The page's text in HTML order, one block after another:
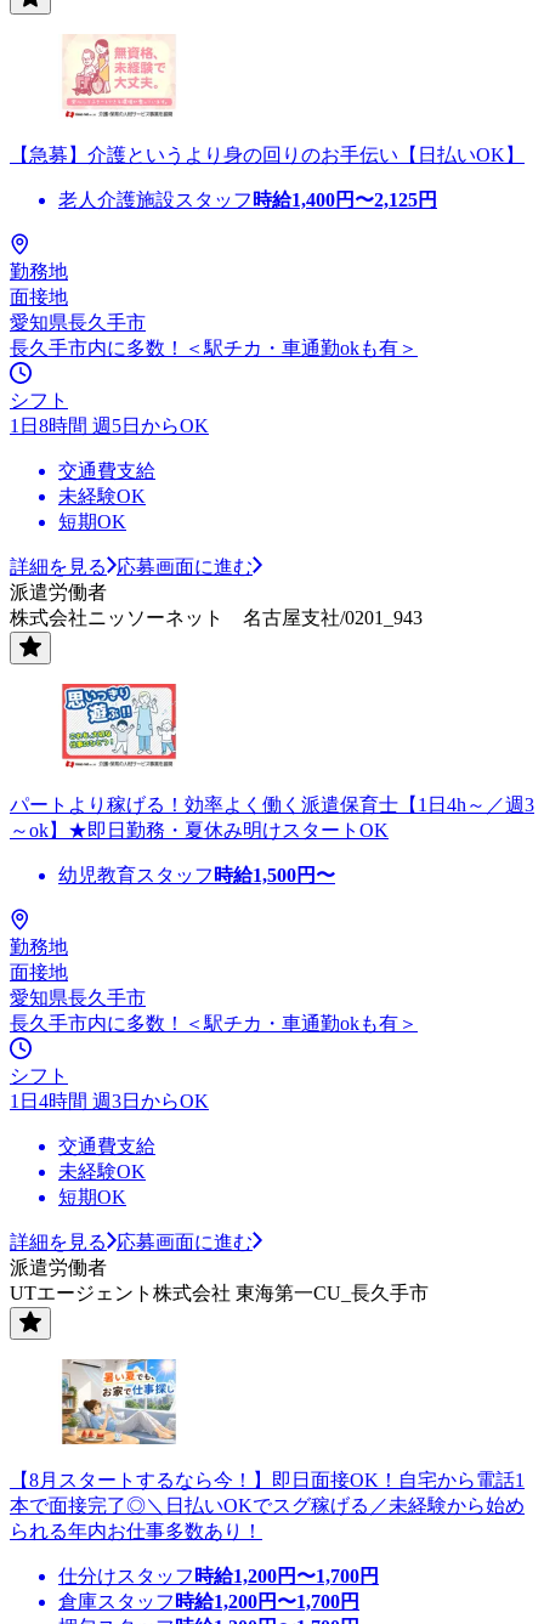
【急募】介護というより身の回りのお手伝い【日払いOK】
老人介護施設スタッフ 時給1,400円〜2,125円
勤務地
面接地
愛知県長久手市
長久手市内に多数！＜駅チカ・車通勤okも有＞
シフト
1日8時間 週5日からOK
交通費支給
未経験OK
短期OK
詳細を見る
応募画面に進む
派遣労働者
株式会社ニッソーネット 名古屋支社/0201_943
パートより稼げる！効率よく働く派遣保育士【1日4h～／週3
～ok】★即日勤務・夏休み明けスタートOK
幼児教育スタッフ 時給1,500円〜
勤務地
面接地
愛知県長久手市
長久手市内に多数！＜駅チカ・車通勤okも有＞
シフト
1日4時間 週3日からOK
交通費支給
未経験OK
短期OK
詳細を見る
応募画面に進む
派遣労働者
UTエージェント株式会社 東海第一CU_長久手市
【8月スタートするなら今！】即日面接OK！自宅から電話1
本で面接完了◎＼日払いOKでスグ稼げる／未経験から始め
られる年内お仕事多数あり！
仕分けスタッフ 時給1,200円〜1,700円
倉庫スタッフ 時給1,200円〜1,700円